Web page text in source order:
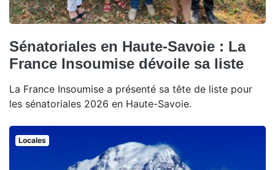
Sénatoriales en Haute-Savoie : La
France Insoumise dévoile sa liste
La France Insoumise a présenté sa tête de liste pour
les sénatoriales 2026 en Haute-Savoie.
Locales